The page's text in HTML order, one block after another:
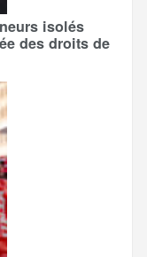
isolés
des droits de